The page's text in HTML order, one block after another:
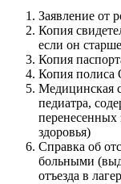
Заявление от
Копия
если он
Копия
Копия
Медицинская
педиатра,
перенесенных
здоровья)
Справка об
больными
отъезда в